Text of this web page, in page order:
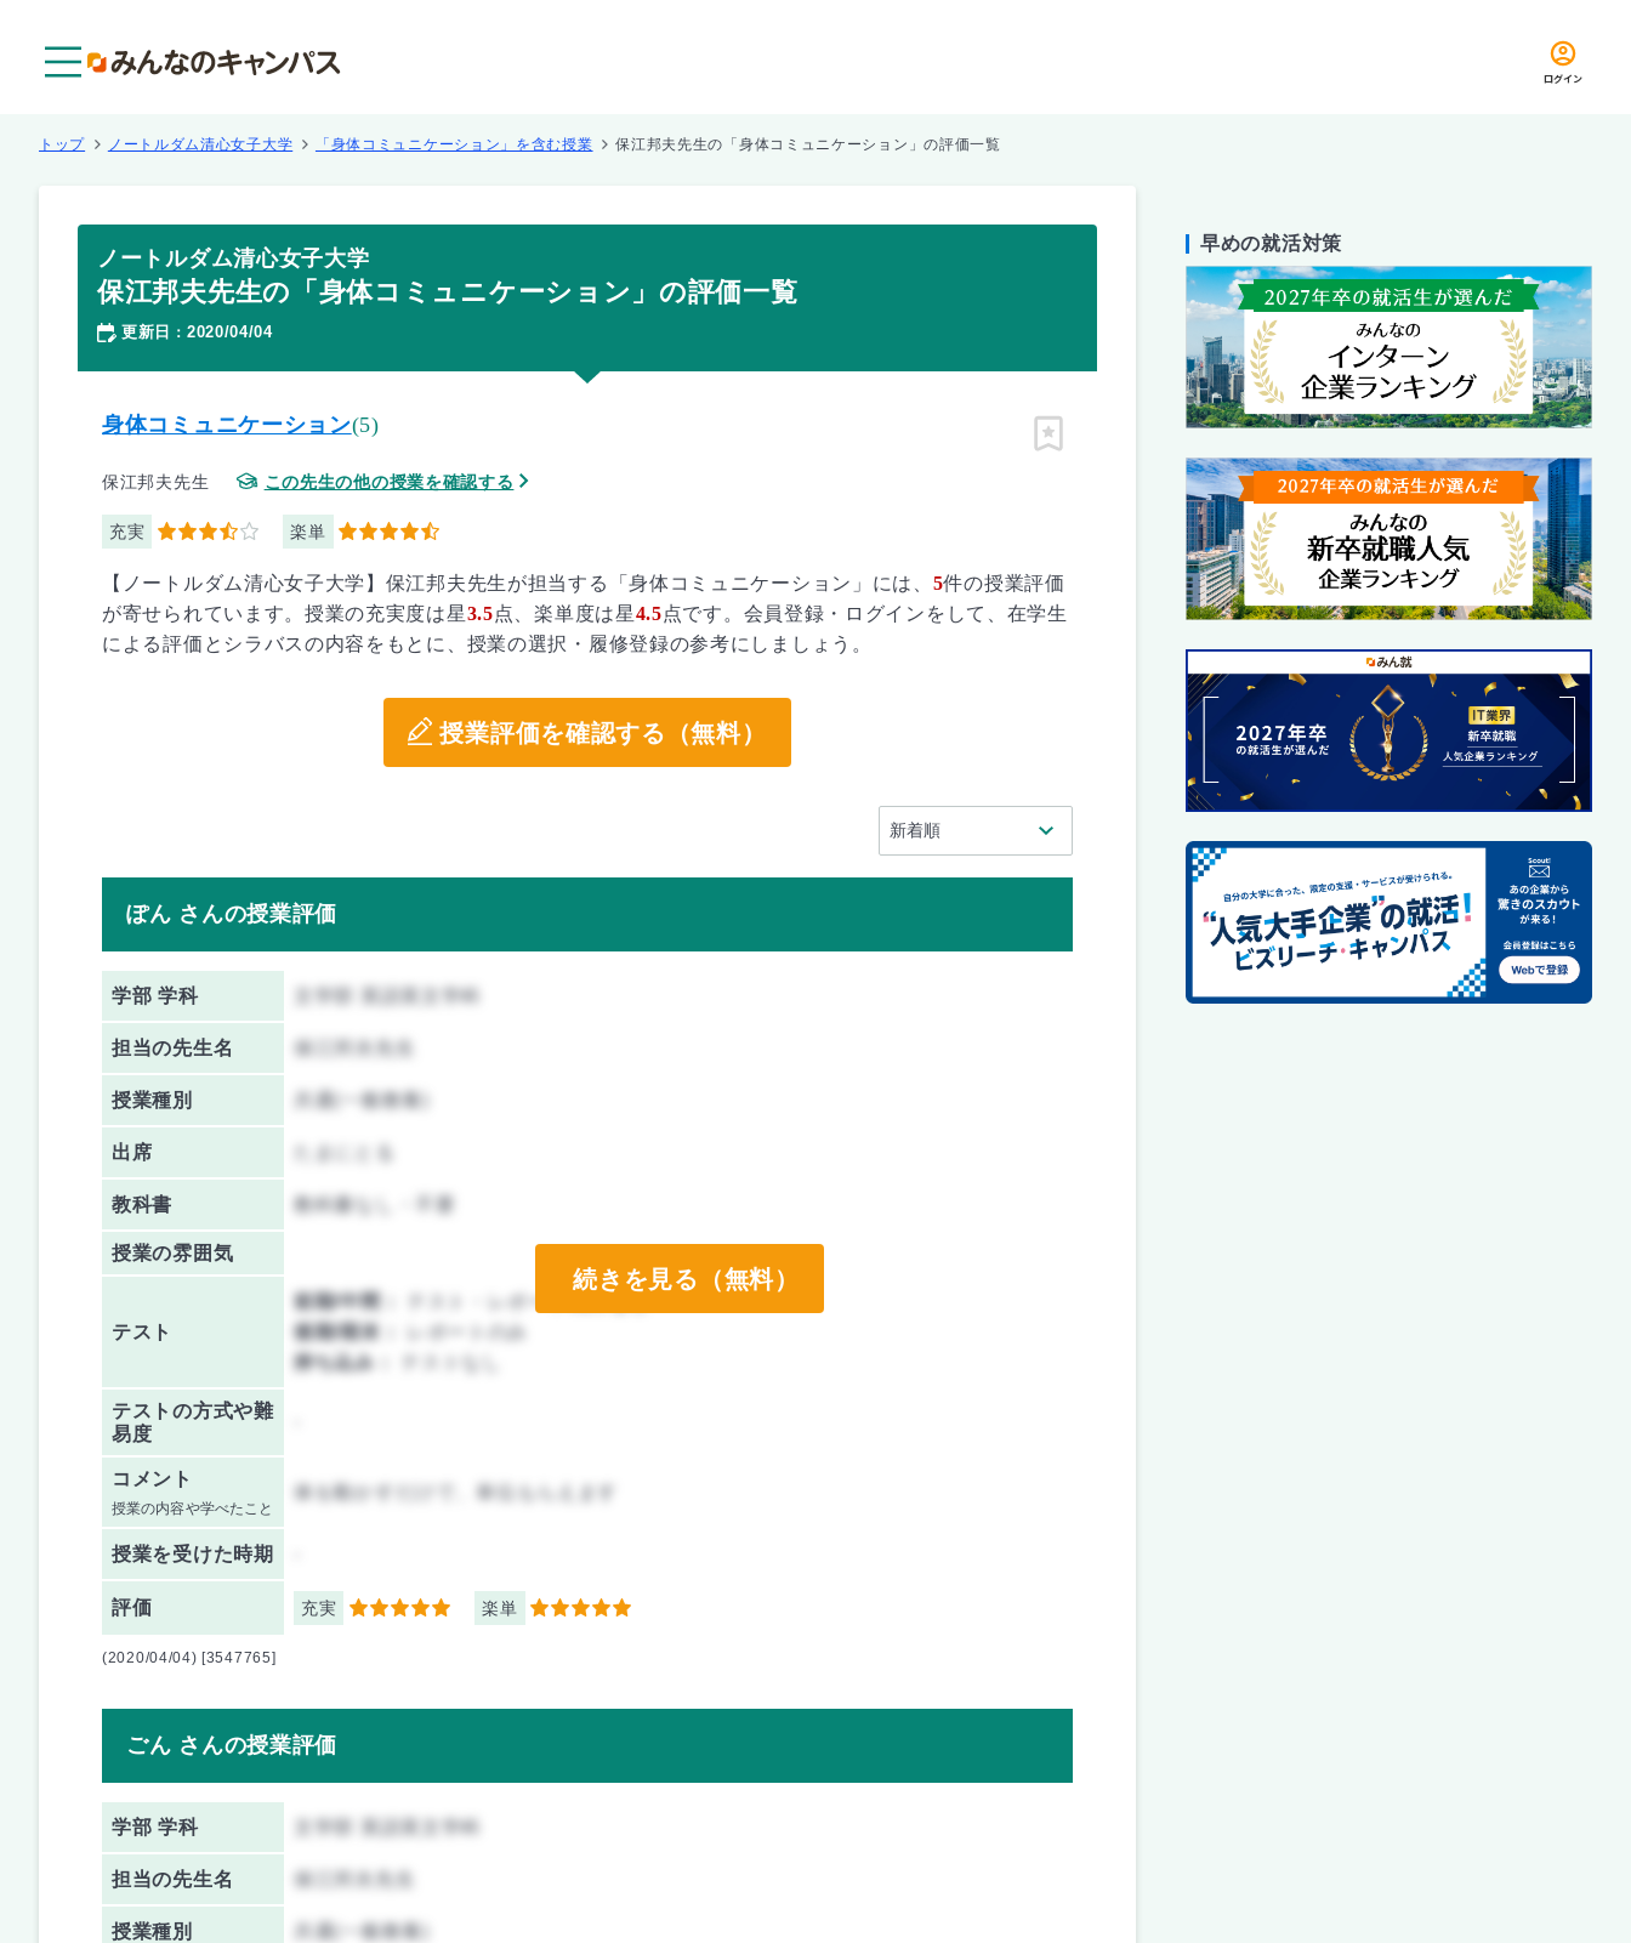
ログイン
トップ ノートルダム清心女子大学 「身体コミュニケーション」を含む授業 保江邦夫先生の「身体コミュニケーション」の評価一覧
ノートルダム清心女子大学
保江邦夫先生の「身体コミュニケーション」の評価一覧
更新日 ： 2020/04/04
身体コミュニケーション(5)
保江邦夫先生 この先生の他の授業を確認する
充実 3.5 楽単 4.5
ピン留め
【ノートルダム清心女子大学】保江邦夫先生が担当する「身体コミュニケーション」には、 5件の授業評価
が寄せられています。授業の充実度は星3.5点、楽単度は星4.5点です。会員登録・ログインをして、在学生
による評価とシラバスの内容をもとに、授業の選択・履修登録の参考にしましょう。
授業評価を確認する（無料）
ぽん さんの授業評価
学部 学科
担当の先生名 保江邦夫先生
授業種別 共通(一般教養)
出席
教科書 教科書なし・不要
授業の雰囲気
テスト
前期/中間：
後期/期末：
レポートのみ
持ち込み：
テストの方式や難
易度
コメント
授業の内容や学べたこと
体を動かすだけで、単位もらえます
授業を受けた時期
評価 充実 5 楽単 5
続きを見る（無料）
(2020/04/04) [3547765]
ごん さんの授業評価
学部 学科
担当の先生名 保江邦夫先生
授業種別 共通(一般教養)
早めの就活対策